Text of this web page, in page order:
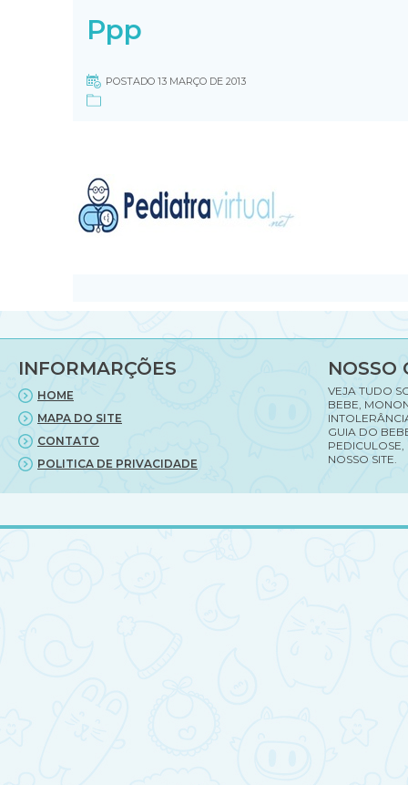
Ppp
POSTADO 13 MARÇO DE 2013
INFORMARÇÕES
HOME
MAPA DO SITE
CONTATO
POLITICA DE PRIVACIDADE
NOSSO
VEJA TUDO
BEBE,
GUIA DO
PEDICULOSE,
NOSSO SITE.